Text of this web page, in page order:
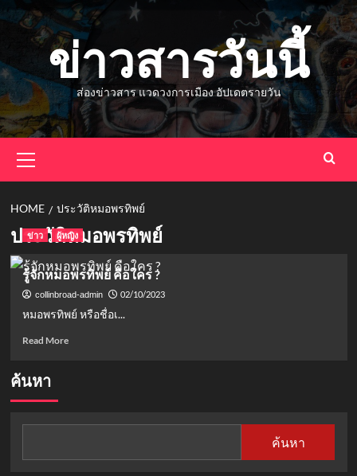
Skip
ข่าวสารวันนี้
ส่องข่าวสาร แวดวงการเมือง อัปเดตรายวัน
Menu
HOME ประวัติหมอพรทิพย์
ประวัติหมอพรทิพย์
ข่าว ผู้หญิง
รู้จักหมอพรทิพย์ คือใคร ?
collinbroad-admin 02/10/2023
หมอพรทิพย์ หรือชื่อเ...
Read MoreRead
ทิพย์
ใคร
ค้นหา
ค้นหา